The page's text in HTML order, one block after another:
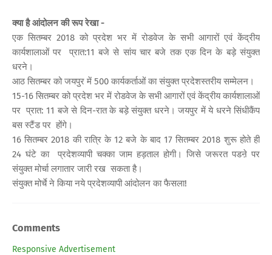
क्या है आंदोलन की रूप रेखा -
एक सितम्बर 2018 को प्रदेश भर में रोडवेज के सभी आगारों एवं केंद्रीय
कार्यशालाओं पर प्रात:11 बजे से सांय चार बजे तक एक दिन के बड़े संयुक्त
धरने।
आठ सितम्बर को जयपुर में 500 कार्यकर्ताओं का संयुक्त प्रदेशस्तरीय सम्मेलन।
15-16 सितम्बर को प्रदेश भर में रोडवेज के सभी आगारों एवं केंद्रीय कार्यशालाओं
पर प्रात: 11 बजे से दिन-रात के बड़े संयुक्त धरने। जयपुर में ये धरने सिंधीकैंप
बस स्टैंड पर होंगे।
16 सितम्बर 2018 की रात्रि के 12 बजे के बाद 17 सितम्बर 2018 शुरू होते ही
24 घंटे का प्रदेशव्यापी चक्का जाम हड़ताल होगी। जिसे जरूरत पडऩे पर
संयुक्त मोर्चा लगातार जारी रख सकता है।
संयुक्त मोर्चे ने किया नये प्रदेशव्यापी आंदोलन का फैसला!
Comments
Responsive Advertisement